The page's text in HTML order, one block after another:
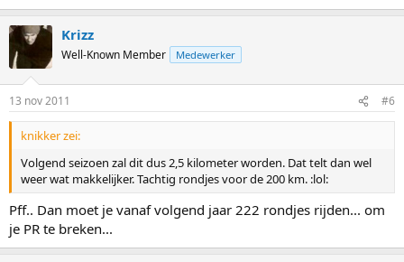
Krizz
Well-Known Member Medewerker
13 nov 2011 #6
knikker zei:
Volgend seizoen zal dit dus 2,5 kilometer worden. Dat telt dan wel
weer wat makkelijker. Tachtig rondjes voor de 200 km. :lol:
Pff.. Dan moet je vanaf volgend jaar 222 rondjes rijden... om
je PR te breken...